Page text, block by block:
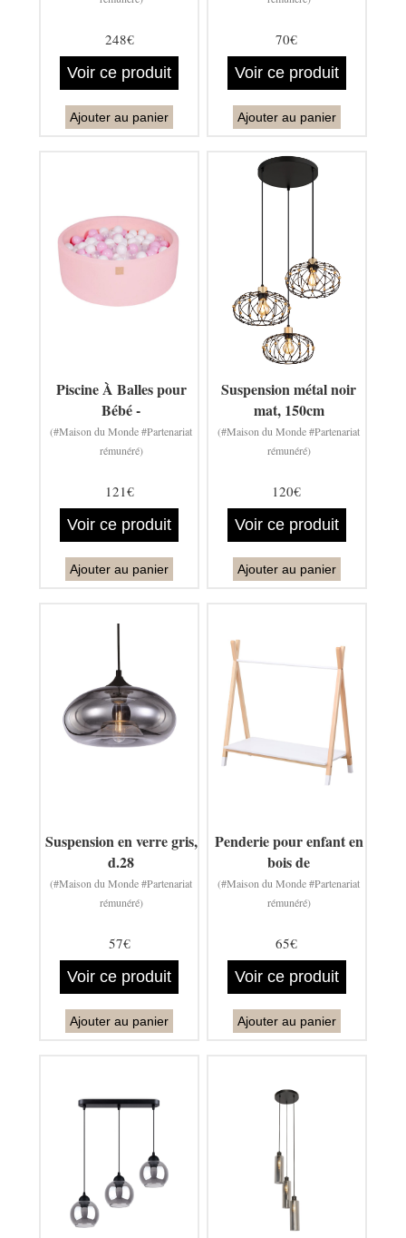
248€
Voir ce produit
Ajouter au panier
70€
Voir ce produit
Ajouter au panier
Piscine À Balles pour
Bébé -
(#Maison du Monde #Partenariat
rémunéré)
121€
Voir ce produit
Ajouter au panier
Suspension métal noir
mat, 150cm
(#Maison du Monde #Partenariat
rémunéré)
120€
Voir ce produit
Ajouter au panier
Suspension en verre gris,
d.28
(#Maison du Monde #Partenariat
rémunéré)
57€
Voir ce produit
Ajouter au panier
Penderie pour enfant en
bois de
(#Maison du Monde #Partenariat
rémunéré)
65€
Voir ce produit
Ajouter au panier